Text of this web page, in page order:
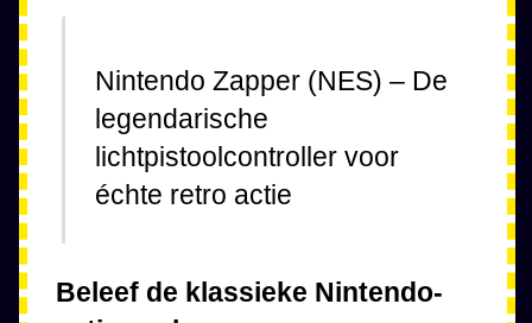
Nintendo Zapper (NES) – De
legendarische
lichtpistoolcontroller voor
échte retro actie
Beleef de klassieke Nintendo-